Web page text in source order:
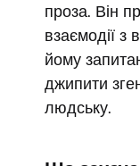
проза. Він
взаємодії
йому
джипити
людську.